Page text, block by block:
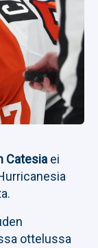
Catesia ei
ottelussa